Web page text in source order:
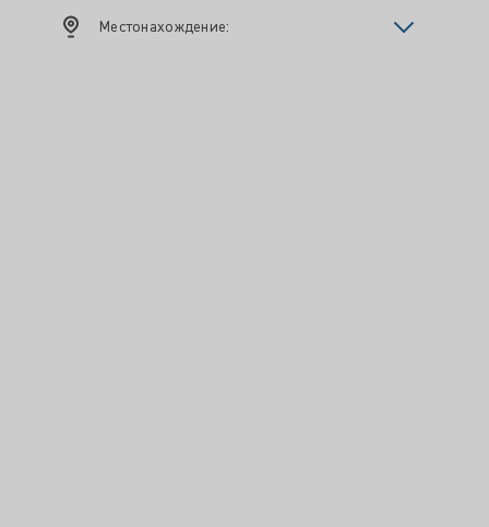
Местонахождение: